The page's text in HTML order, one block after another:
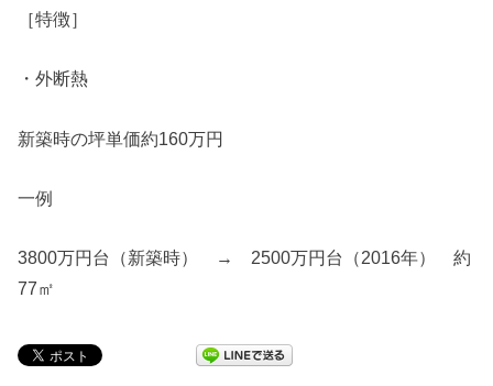
［特徴］
・外断熱
新築時の坪単価約160万円
一例
3800万円台（新築時） → 2500万円台（2016年） 約
77㎡